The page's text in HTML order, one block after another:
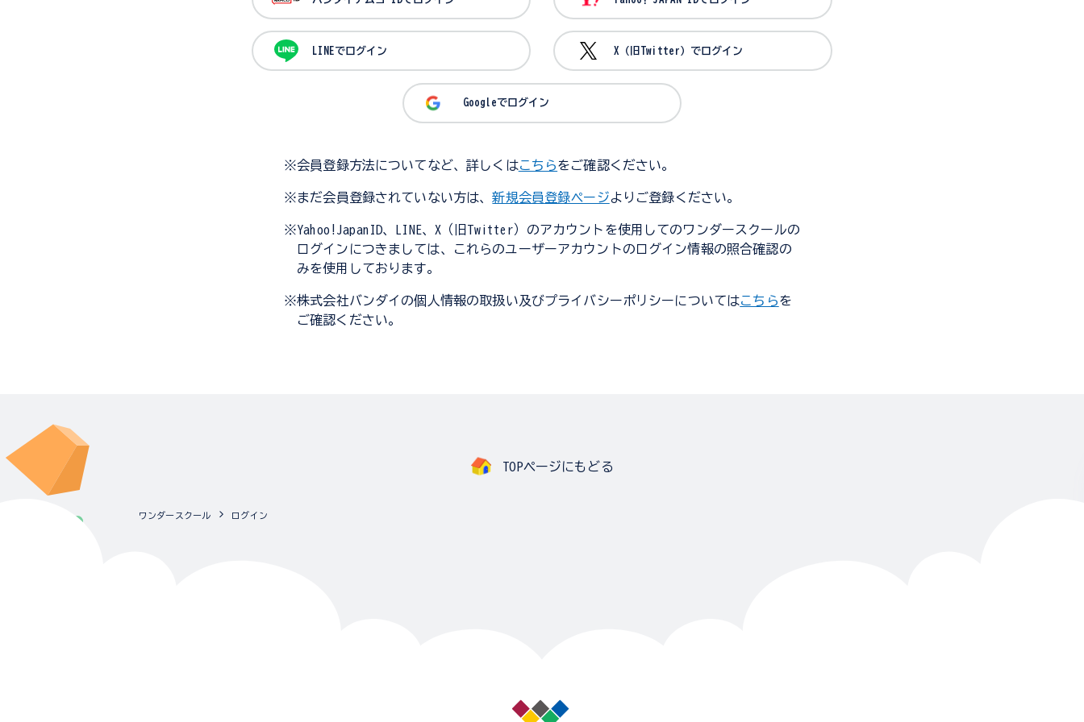
LINEでログイン X（旧Twitter）でログイン
Googleでログイン
※会員登録方法についてなど、詳しくはこちらをご確認ください。
※まだ会員登録されていない方は、新規会員登録ページよりご登録ください。
※Yahoo!JapanID、LINE、X（旧Twitter）のアカウントを使用してのワンダースクールの
ログインにつきましては、これらのユーザーアカウントのログイン情報の照合確認の
みを使用しております。
※株式会社バンダイの個人情報の取扱い及びプライバシーポリシーについてはこちらを
ご確認ください。
TOPページにもどる
ワンダースクール ログイン